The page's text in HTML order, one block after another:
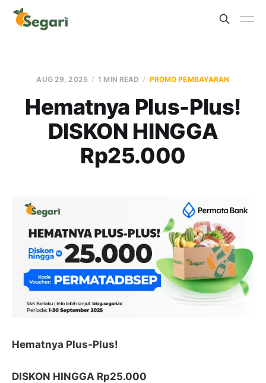
AUG 29, 2025 1 MIN READ PROMO PEMBAYARAN
Hematnya Plus-Plus!
DISKON HINGGA
Rp25.000
Hematnya Plus-Plus!
DISKON HINGGA Rp25.000